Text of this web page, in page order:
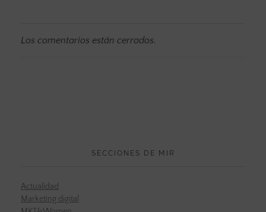
Los comentarios están cerrados.
SECCIONES DE MIR
Actualidad
Marketing digital